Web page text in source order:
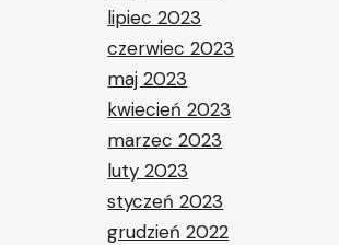
lipiec 2023
czerwiec 2023
maj 2023
kwiecień 2023
marzec 2023
luty 2023
styczeń 2023
grudzień 2022